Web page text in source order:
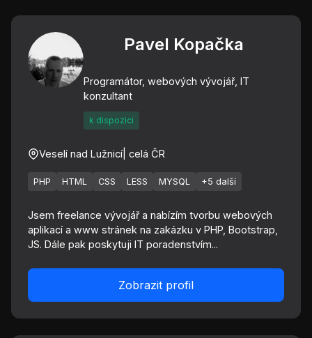
Pavel Kopačka
Programátor, webových vývojář, IT
konzultant
k dispozici
Veselí nad Lužnicí | celá ČR
PHP HTML CSS LESS MYSQL +5 další
Jsem freelance vývojář a nabízím tvorbu webových
aplikací a www stránek na zakázku v PHP, Bootstrap,
JS. Dále pak poskytuji IT poradenstvím...
Zobrazit profil